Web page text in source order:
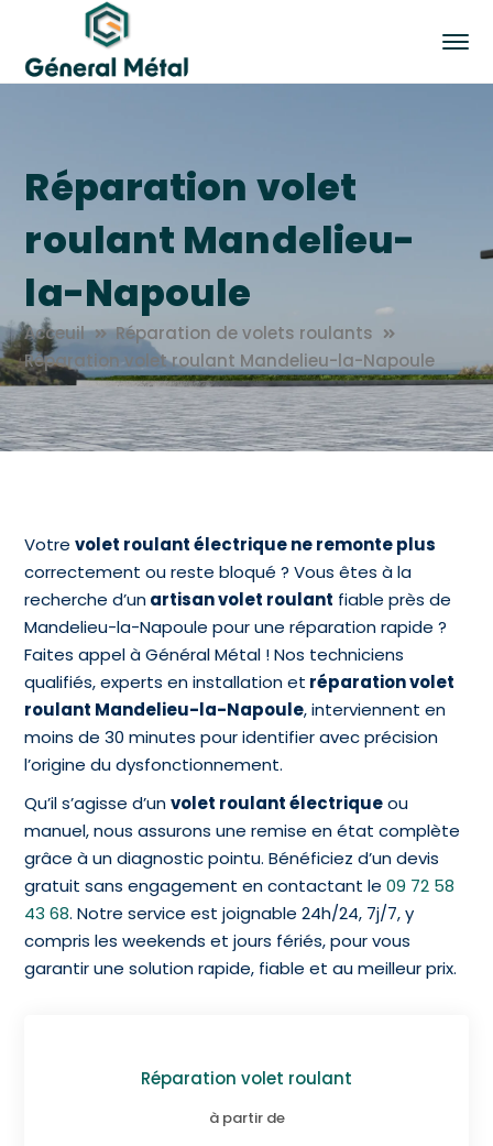
Réparation volet
roulant Mandelieu-
la-Napoule
Acceuil
Réparation de volets roulants
Réparation volet roulant Mandelieu-la-Napoule
Votrevolet roulant électrique ne remonte plus
correctement ou reste bloqué ? Vous êtes à la
recherche d’unartisan volet roulant fiable près de
Mandelieu-la-Napoule pour une réparation rapide ?
Faites appel à Général Métal ! Nos techniciens
qualifiés, experts en installation et réparation volet
roulant Mandelieu-la-Napoule, interviennent en
moins de 30 minutes pour identifier avec précision
l’origine du dysfonctionnement.
Qu’il s’agisse d’unvolet roulant électriqueou
manuel, nous assurons une remise en état complète
grâce à un diagnostic pointu. Bénéficiez d’un devis
gratuit sans engagement en contactant le09 72 58
43 68. Notre service est joignable 24h/24, 7j/7, y
compris les weekends et jours fériés, pour vous
garantir une solution rapide, fiable et au meilleur prix.
Réparation volet roulant
à partir de